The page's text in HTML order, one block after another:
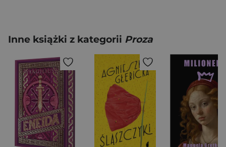
Inne książki z kategorii Proza